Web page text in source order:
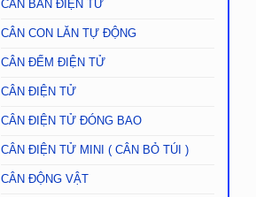
CÂN BÀN ĐIỆN TỬ
CÂN CON LĂN TỰ ĐỘNG
CÂN ĐẾM ĐIỆN TỬ
CÂN ĐIỆN TỬ
CÂN ĐIỆN TỬ ĐÓNG BAO
CÂN ĐIỆN TỬ MINI ( CÂN BỎ TÚI )
CÂN ĐỘNG VẬT